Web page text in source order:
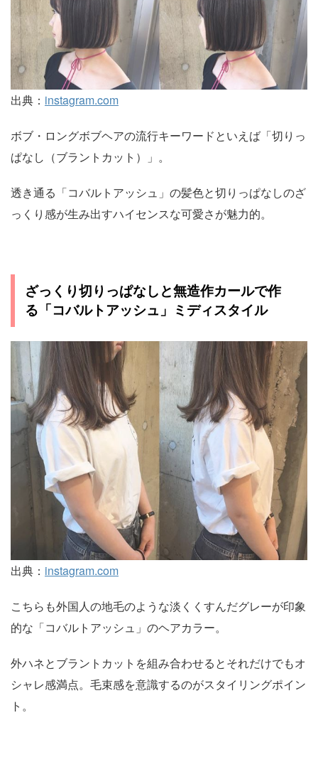
出典： instagram.com
ボブ・ロングボブヘアの流行キーワードといえば「切りっ
ぱなし（ブラントカット）」。
透き通る「コバルトアッシュ」の髪色と切りっぱなしのざ
っくり感が生み出すハイセンスな可愛さが魅力的。
ざっくり切りっぱなしと無造作カールで作
る「コバルトアッシュ」ミディスタイル
出典： instagram.com
こちらも外国人の地毛のような淡くくすんだグレーが印象
的な「コバルトアッシュ」のヘアカラー。
外ハネとブラントカットを組み合わせるとそれだけでもオ
シャレ感満点。毛束感を意識するのがスタイリングポイン
ト。